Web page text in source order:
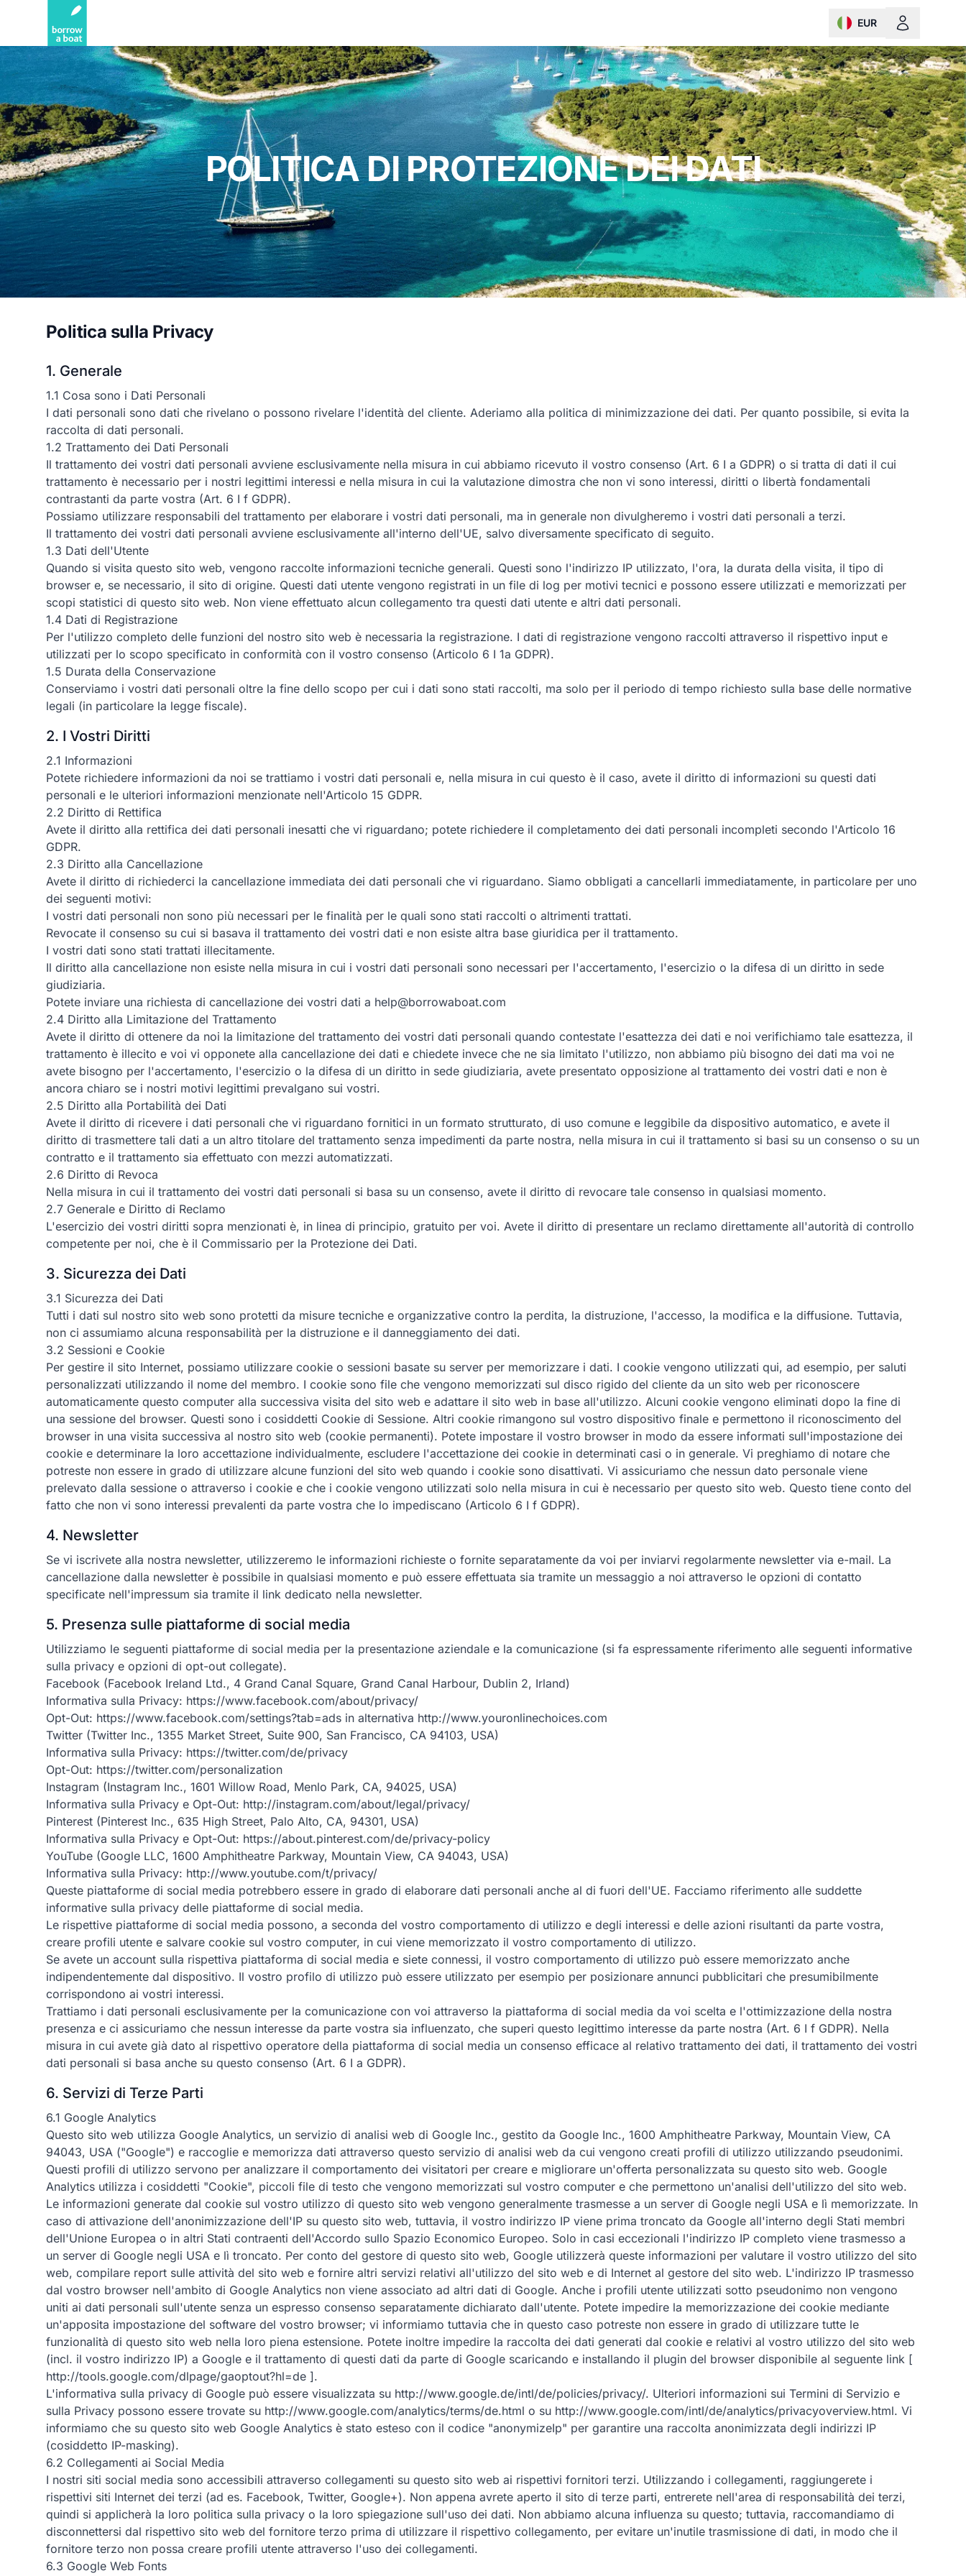
EUR
change currency or
POLITICA DI PROTEZIONE DEI DATI
Politica sulla Privacy
1. Generale
1.1 Cosa sono i Dati Personali
I dati personali sono dati che rivelano o possono rivelare l'identità del cliente. Aderiamo alla politica di minimizzazione dei dati. Per quanto possibile, si evita la
raccolta di dati personali.
1.2 Trattamento dei Dati Personali
Il trattamento dei vostri dati personali avviene esclusivamente nella misura in cui abbiamo ricevuto il vostro consenso (Art. 6 I a GDPR) o si tratta di dati il cui
trattamento è necessario per i nostri legittimi interessi e nella misura in cui la valutazione dimostra che non vi sono interessi, diritti o libertà fondamentali
contrastanti da parte vostra (Art. 6 I f GDPR).
Possiamo utilizzare responsabili del trattamento per elaborare i vostri dati personali, ma in generale non divulgheremo i vostri dati personali a terzi.
Il trattamento dei vostri dati personali avviene esclusivamente all'interno dell'UE, salvo diversamente specificato di seguito.
1.3 Dati dell'Utente
Quando si visita questo sito web, vengono raccolte informazioni tecniche generali. Questi sono l'indirizzo IP utilizzato, l'ora, la durata della visita, il tipo di
browser e, se necessario, il sito di origine. Questi dati utente vengono registrati in un file di log per motivi tecnici e possono essere utilizzati e memorizzati per
scopi statistici di questo sito web. Non viene effettuato alcun collegamento tra questi dati utente e altri dati personali.
1.4 Dati di Registrazione
Per l'utilizzo completo delle funzioni del nostro sito web è necessaria la registrazione. I dati di registrazione vengono raccolti attraverso il rispettivo input e
utilizzati per lo scopo specificato in conformità con il vostro consenso (Articolo 6 I 1a GDPR).
1.5 Durata della Conservazione
Conserviamo i vostri dati personali oltre la fine dello scopo per cui i dati sono stati raccolti, ma solo per il periodo di tempo richiesto sulla base delle normative
legali (in particolare la legge fiscale).
2. I Vostri Diritti
2.1 Informazioni
Potete richiedere informazioni da noi se trattiamo i vostri dati personali e, nella misura in cui questo è il caso, avete il diritto di informazioni su questi dati
personali e le ulteriori informazioni menzionate nell'Articolo 15 GDPR.
2.2 Diritto di Rettifica
Avete il diritto alla rettifica dei dati personali inesatti che vi riguardano; potete richiedere il completamento dei dati personali incompleti secondo l'Articolo 16
GDPR.
2.3 Diritto alla Cancellazione
Avete il diritto di richiederci la cancellazione immediata dei dati personali che vi riguardano. Siamo obbligati a cancellarli immediatamente, in particolare per uno
dei seguenti motivi:
I vostri dati personali non sono più necessari per le finalità per le quali sono stati raccolti o altrimenti trattati.
Revocate il consenso su cui si basava il trattamento dei vostri dati e non esiste altra base giuridica per il trattamento.
I vostri dati sono stati trattati illecitamente.
Il diritto alla cancellazione non esiste nella misura in cui i vostri dati personali sono necessari per l'accertamento, l'esercizio o la difesa di un diritto in sede
giudiziaria.
Potete inviare una richiesta di cancellazione dei vostri dati a help@borrowaboat.com
2.4 Diritto alla Limitazione del Trattamento
Avete il diritto di ottenere da noi la limitazione del trattamento dei vostri dati personali quando contestate l'esattezza dei dati e noi verifichiamo tale esattezza, il
trattamento è illecito e voi vi opponete alla cancellazione dei dati e chiedete invece che ne sia limitato l'utilizzo, non abbiamo più bisogno dei dati ma voi ne
avete bisogno per l'accertamento, l'esercizio o la difesa di un diritto in sede giudiziaria, avete presentato opposizione al trattamento dei vostri dati e non è
ancora chiaro se i nostri motivi legittimi prevalgano sui vostri.
2.5 Diritto alla Portabilità dei Dati
Avete il diritto di ricevere i dati personali che vi riguardano fornitici in un formato strutturato, di uso comune e leggibile da dispositivo automatico, e avete il
diritto di trasmettere tali dati a un altro titolare del trattamento senza impedimenti da parte nostra, nella misura in cui il trattamento si basi su un consenso o su un
contratto e il trattamento sia effettuato con mezzi automatizzati.
2.6 Diritto di Revoca
Nella misura in cui il trattamento dei vostri dati personali si basa su un consenso, avete il diritto di revocare tale consenso in qualsiasi momento.
2.7 Generale e Diritto di Reclamo
L'esercizio dei vostri diritti sopra menzionati è, in linea di principio, gratuito per voi. Avete il diritto di presentare un reclamo direttamente all'autorità di controllo
competente per noi, che è il Commissario per la Protezione dei Dati.
3. Sicurezza dei Dati
3.1 Sicurezza dei Dati
Tutti i dati sul nostro sito web sono protetti da misure tecniche e organizzative contro la perdita, la distruzione, l'accesso, la modifica e la diffusione. Tuttavia,
non ci assumiamo alcuna responsabilità per la distruzione e il danneggiamento dei dati.
3.2 Sessioni e Cookie
Per gestire il sito Internet, possiamo utilizzare cookie o sessioni basate su server per memorizzare i dati. I cookie vengono utilizzati qui, ad esempio, per saluti
personalizzati utilizzando il nome del membro. I cookie sono file che vengono memorizzati sul disco rigido del cliente da un sito web per riconoscere
automaticamente questo computer alla successiva visita del sito web e adattare il sito web in base all'utilizzo. Alcuni cookie vengono eliminati dopo la fine di
una sessione del browser. Questi sono i cosiddetti Cookie di Sessione. Altri cookie rimangono sul vostro dispositivo finale e permettono il riconoscimento del
browser in una visita successiva al nostro sito web (cookie permanenti). Potete impostare il vostro browser in modo da essere informati sull'impostazione dei
cookie e determinare la loro accettazione individualmente, escludere l'accettazione dei cookie in determinati casi o in generale. Vi preghiamo di notare che
potreste non essere in grado di utilizzare alcune funzioni del sito web quando i cookie sono disattivati. Vi assicuriamo che nessun dato personale viene
prelevato dalla sessione o attraverso i cookie e che i cookie vengono utilizzati solo nella misura in cui è necessario per questo sito web. Questo tiene conto del
fatto che non vi sono interessi prevalenti da parte vostra che lo impediscano (Articolo 6 I f GDPR).
4. Newsletter
Se vi iscrivete alla nostra newsletter, utilizzeremo le informazioni richieste o fornite separatamente da voi per inviarvi regolarmente newsletter via e-mail. La
cancellazione dalla newsletter è possibile in qualsiasi momento e può essere effettuata sia tramite un messaggio a noi attraverso le opzioni di contatto
specificate nell'impressum sia tramite il link dedicato nella newsletter.
5. Presenza sulle piattaforme di social media
Utilizziamo le seguenti piattaforme di social media per la presentazione aziendale e la comunicazione (si fa espressamente riferimento alle seguenti informative
sulla privacy e opzioni di opt-out collegate).
Facebook (Facebook Ireland Ltd., 4 Grand Canal Square, Grand Canal Harbour, Dublin 2, Irland)
Informativa sulla Privacy: https://www.facebook.com/about/privacy/
Opt-Out: https://www.facebook.com/settings?tab=ads in alternativa http://www.youronlinechoices.com
Twitter (Twitter Inc., 1355 Market Street, Suite 900, San Francisco, CA 94103, USA)
Informativa sulla Privacy: https://twitter.com/de/privacy
Opt-Out: https://twitter.com/personalization
Instagram (Instagram Inc., 1601 Willow Road, Menlo Park, CA, 94025, USA)
Informativa sulla Privacy e Opt-Out: http://instagram.com/about/legal/privacy/
Pinterest (Pinterest Inc., 635 High Street, Palo Alto, CA, 94301, USA)
Informativa sulla Privacy e Opt-Out: https://about.pinterest.com/de/privacy-policy
YouTube (Google LLC, 1600 Amphitheatre Parkway, Mountain View, CA 94043, USA)
Informativa sulla Privacy: http://www.youtube.com/t/privacy/
Queste piattaforme di social media potrebbero essere in grado di elaborare dati personali anche al di fuori dell'UE. Facciamo riferimento alle suddette
informative sulla privacy delle piattaforme di social media.
Le rispettive piattaforme di social media possono, a seconda del vostro comportamento di utilizzo e degli interessi e delle azioni risultanti da parte vostra,
creare profili utente e salvare cookie sul vostro computer, in cui viene memorizzato il vostro comportamento di utilizzo.
Se avete un account sulla rispettiva piattaforma di social media e siete connessi, il vostro comportamento di utilizzo può essere memorizzato anche
indipendentemente dal dispositivo. Il vostro profilo di utilizzo può essere utilizzato per esempio per posizionare annunci pubblicitari che presumibilmente
corrispondono ai vostri interessi.
Trattiamo i dati personali esclusivamente per la comunicazione con voi attraverso la piattaforma di social media da voi scelta e l'ottimizzazione della nostra
presenza e ci assicuriamo che nessun interesse da parte vostra sia influenzato, che superi questo legittimo interesse da parte nostra (Art. 6 I f GDPR). Nella
misura in cui avete già dato al rispettivo operatore della piattaforma di social media un consenso efficace al relativo trattamento dei dati, il trattamento dei vostri
dati personali si basa anche su questo consenso (Art. 6 I a GDPR).
6. Servizi di Terze Parti
6.1 Google Analytics
Questo sito web utilizza Google Analytics, un servizio di analisi web di Google Inc., gestito da Google Inc., 1600 Amphitheatre Parkway, Mountain View, CA
94043, USA ("Google") e raccoglie e memorizza dati attraverso questo servizio di analisi web da cui vengono creati profili di utilizzo utilizzando pseudonimi.
Questi profili di utilizzo servono per analizzare il comportamento dei visitatori per creare e migliorare un'offerta personalizzata su questo sito web. Google
Analytics utilizza i cosiddetti "Cookie", piccoli file di testo che vengono memorizzati sul vostro computer e che permettono un'analisi dell'utilizzo del sito web.
Le informazioni generate dal cookie sul vostro utilizzo di questo sito web vengono generalmente trasmesse a un server di Google negli USA e lì memorizzate. In
caso di attivazione dell'anonimizzazione dell'IP su questo sito web, tuttavia, il vostro indirizzo IP viene prima troncato da Google all'interno degli Stati membri
dell'Unione Europea o in altri Stati contraenti dell'Accordo sullo Spazio Economico Europeo. Solo in casi eccezionali l'indirizzo IP completo viene trasmesso a
un server di Google negli USA e lì troncato. Per conto del gestore di questo sito web, Google utilizzerà queste informazioni per valutare il vostro utilizzo del sito
web, compilare report sulle attività del sito web e fornire altri servizi relativi all'utilizzo del sito web e di Internet al gestore del sito web. L'indirizzo IP trasmesso
dal vostro browser nell'ambito di Google Analytics non viene associato ad altri dati di Google. Anche i profili utente utilizzati sotto pseudonimo non vengono
uniti ai dati personali sull'utente senza un espresso consenso separatamente dichiarato dall'utente. Potete impedire la memorizzazione dei cookie mediante
un'apposita impostazione del software del vostro browser; vi informiamo tuttavia che in questo caso potreste non essere in grado di utilizzare tutte le
funzionalità di questo sito web nella loro piena estensione. Potete inoltre impedire la raccolta dei dati generati dal cookie e relativi al vostro utilizzo del sito web
(incl. il vostro indirizzo IP) a Google e il trattamento di questi dati da parte di Google scaricando e installando il plugin del browser disponibile al seguente link [
http://tools.google.com/dlpage/gaoptout?hl=de ].
L'informativa sulla privacy di Google può essere visualizzata su http://www.google.de/intl/de/policies/privacy/. Ulteriori informazioni sui Termini di Servizio e
sulla Privacy possono essere trovate su http://www.google.com/analytics/terms/de.html o su http://www.google.com/intl/de/analytics/privacyoverview.html. Vi
informiamo che su questo sito web Google Analytics è stato esteso con il codice "anonymizeIp" per garantire una raccolta anonimizzata degli indirizzi IP
(cosiddetto IP-masking).
6.2 Collegamenti ai Social Media
I nostri siti social media sono accessibili attraverso collegamenti su questo sito web ai rispettivi fornitori terzi. Utilizzando i collegamenti, raggiungerete i
rispettivi siti Internet dei terzi (ad es. Facebook, Twitter, Google+). Non appena avrete aperto il sito di terze parti, entrerete nell'area di responsabilità dei terzi,
quindi si applicherà la loro politica sulla privacy o la loro spiegazione sull'uso dei dati. Non abbiamo alcuna influenza su questo; tuttavia, raccomandiamo di
disconnettersi dal rispettivo sito web del fornitore terzo prima di utilizzare il rispettivo collegamento, per evitare un'inutile trasmissione di dati, in modo che il
fornitore terzo non possa creare profili utente attraverso l'uso dei collegamenti.
6.3 Google Web Fonts